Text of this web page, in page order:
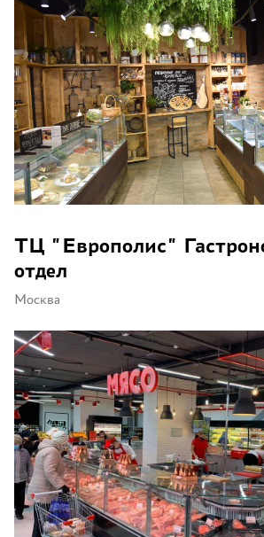
ТЦ "Европолис"
отдел
Москва